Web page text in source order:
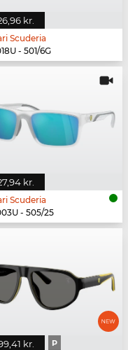
kr.
Scuderia
- 501/6G
kr.
Scuderia
- 505/25
kr. P